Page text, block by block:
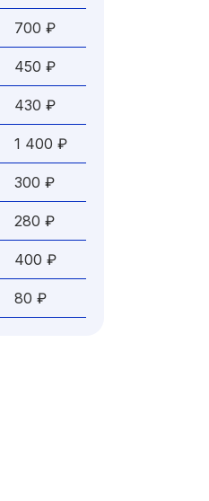
700 ₽
450 ₽
430 ₽
1 400 ₽
300 ₽
280 ₽
400 ₽
80 ₽